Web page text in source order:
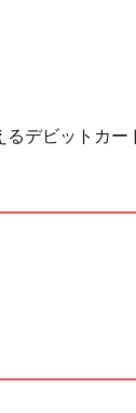
るデビットカー